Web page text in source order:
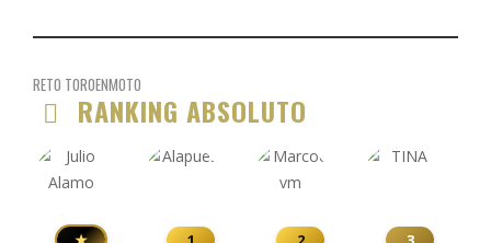
RETO TOROENMOTO
RANKING ABSOLUTO